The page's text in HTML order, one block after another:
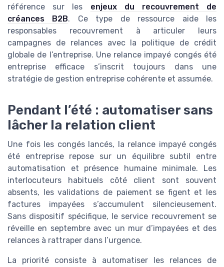
référence sur les enjeux du recouvrement de
créances B2B. Ce type de ressource aide les
responsables recouvrement à articuler leurs
campagnes de relances avec la politique de crédit
globale de l’entreprise. Une relance impayé congés été
entreprise efficace s’inscrit toujours dans une
stratégie de gestion entreprise cohérente et assumée.
Pendant l’été : automatiser sans
lâcher la relation client
Une fois les congés lancés, la relance impayé congés
été entreprise repose sur un équilibre subtil entre
automatisation et présence humaine minimale. Les
interlocuteurs habituels côté client sont souvent
absents, les validations de paiement se figent et les
factures impayées s’accumulent silencieusement.
Sans dispositif spécifique, le service recouvrement se
réveille en septembre avec un mur d’impayées et des
relances à rattraper dans l’urgence.
La priorité consiste à automatiser les relances de